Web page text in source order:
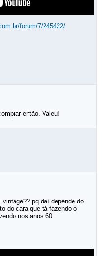
forum/7/245422/
então. Valeu!
pq daí depende do
do cara que tá fazendo o
nos anos 60